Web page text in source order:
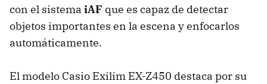
con el sistema iAF que es capaz de detectar
objetos importantes en la escena y enfocarlos
automáticamente.
El modelo Casio Exilim EX-Z450 destaca por su